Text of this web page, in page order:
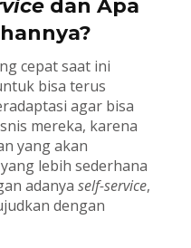
dan Apa
cepat saat ini
bisa terus
agar bisa
mereka, karena
yang akan
lebih sederhana
adanya self-service,
dengan